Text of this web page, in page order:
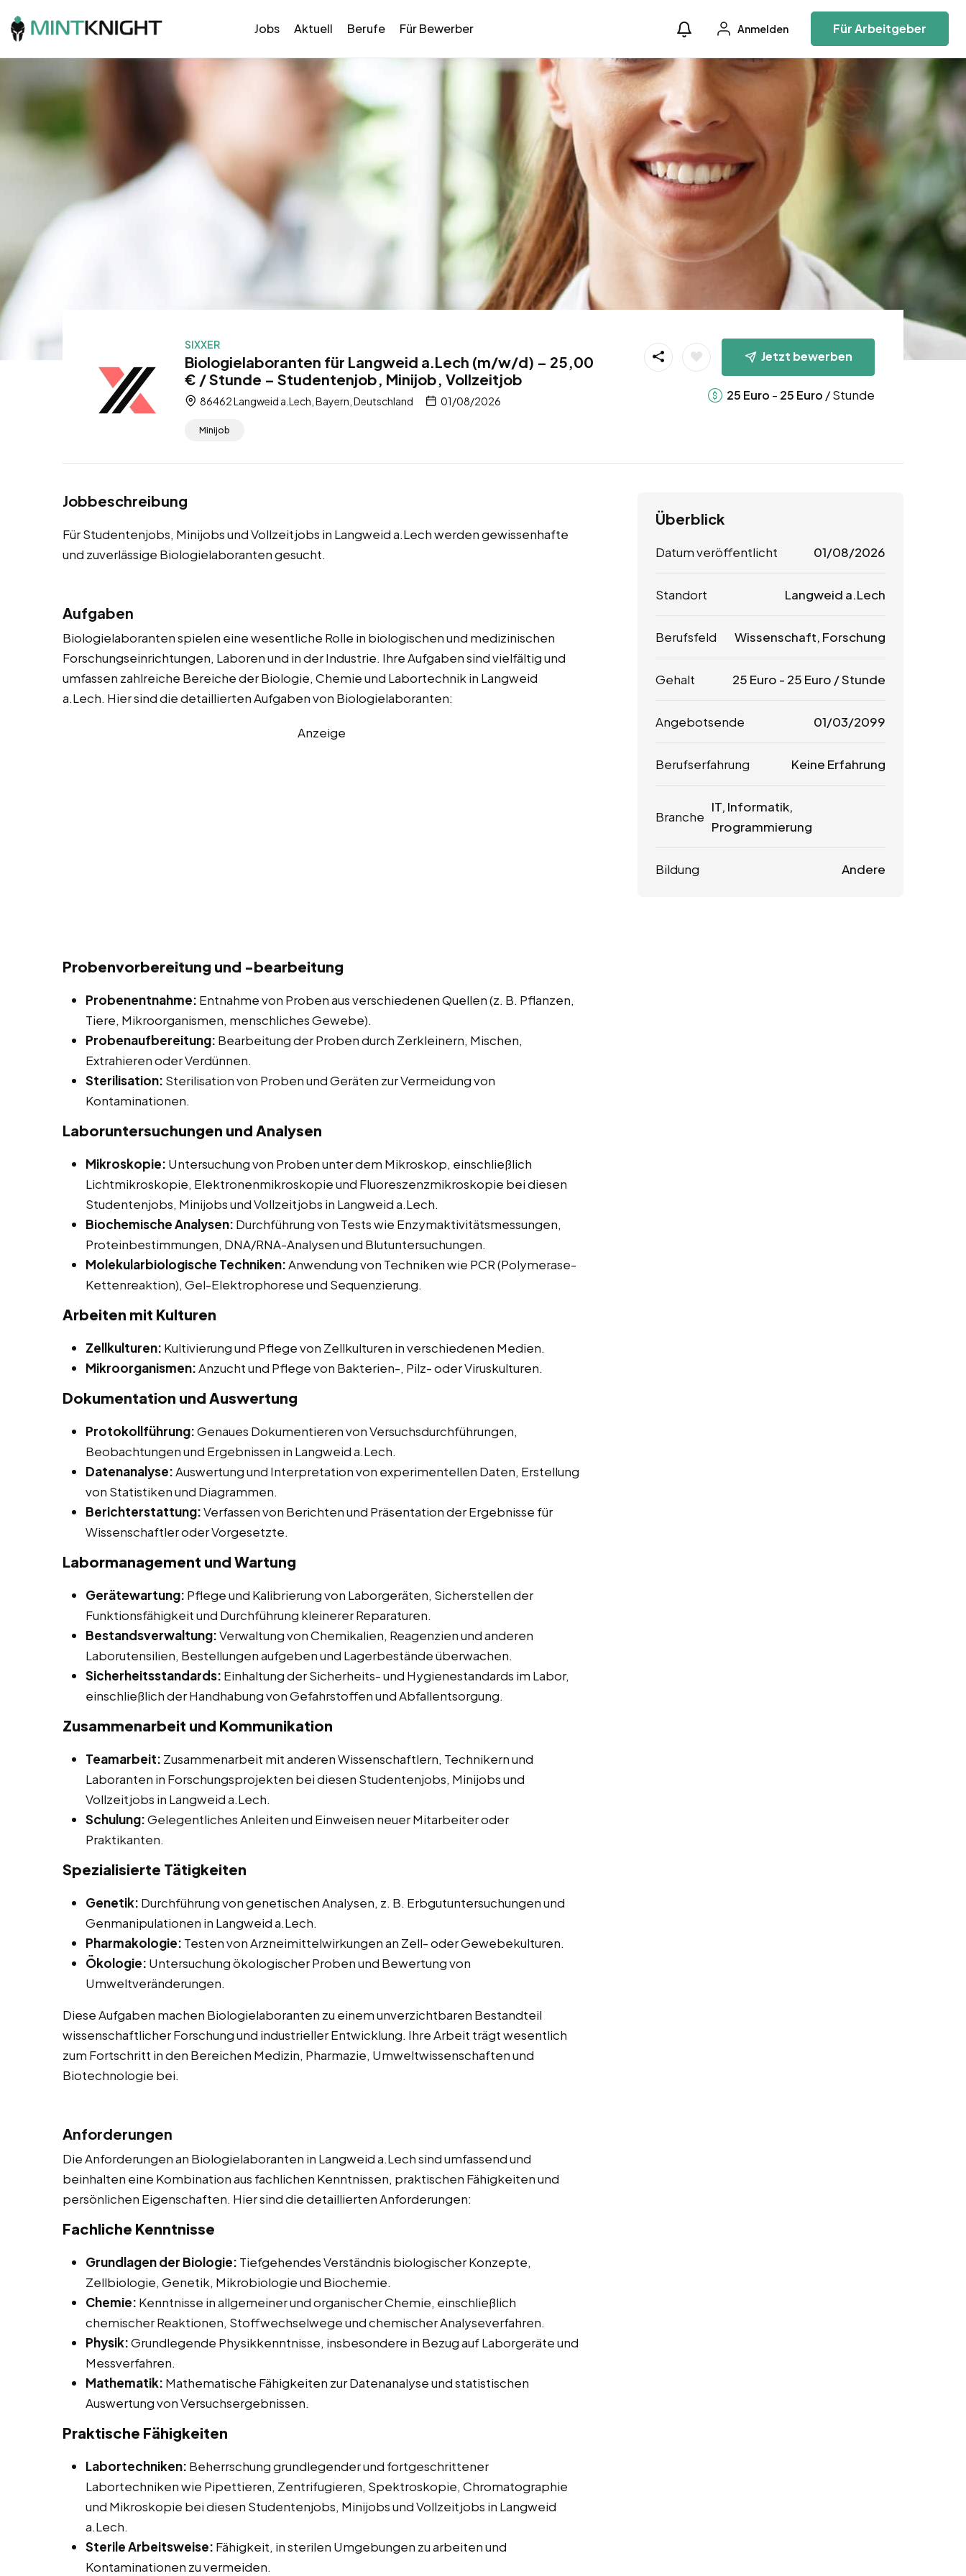
Jobs Aktuell Berufe Für Bewerber Anmelden Für Arbeitgeber
SIXXER
Biologielaboranten für Langweid a.Lech (m/w/d) – 25,00
€ / Stunde – Studentenjob, Minijob, Vollzeitjob
86462 Langweid a.Lech, Bayern, Deutschland 01/08/2026
Minijob
Jetzt bewerben
25 Euro - 25 Euro / Stunde
Jobbeschreibung
Für Studentenjobs, Minijobs und Vollzeitjobs in Langweid a.Lech werden gewissenhafte
und zuverlässige Biologielaboranten gesucht.
Aufgaben
Biologielaboranten spielen eine wesentliche Rolle in biologischen und medizinischen
Forschungseinrichtungen, Laboren und in der Industrie. Ihre Aufgaben sind vielfältig und
umfassen zahlreiche Bereiche der Biologie, Chemie und Labortechnik in Langweid
a.Lech. Hier sind die detaillierten Aufgaben von Biologielaboranten:
Anzeige
Probenvorbereitung und -bearbeitung
Probenentnahme: Entnahme von Proben aus verschiedenen Quellen (z. B. Pflanzen,
Tiere, Mikroorganismen, menschliches Gewebe).
Probenaufbereitung: Bearbeitung der Proben durch Zerkleinern, Mischen,
Extrahieren oder Verdünnen.
Sterilisation: Sterilisation von Proben und Geräten zur Vermeidung von
Kontaminationen.
Laboruntersuchungen und Analysen
Mikroskopie: Untersuchung von Proben unter dem Mikroskop, einschließlich
Lichtmikroskopie, Elektronenmikroskopie und Fluoreszenzmikroskopie bei diesen
Studentenjobs, Minijobs und Vollzeitjobs in Langweid a.Lech.
Biochemische Analysen: Durchführung von Tests wie Enzymaktivitätsmessungen,
Proteinbestimmungen, DNA/RNA-Analysen und Blutuntersuchungen.
Molekularbiologische Techniken:Anwendung von Techniken wie PCR (Polymerase-
Kettenreaktion), Gel-Elektrophorese und Sequenzierung.
Arbeiten mit Kulturen
Zellkulturen: Kultivierung und Pflege von Zellkulturen in verschiedenen Medien.
Mikroorganismen:Anzucht und Pflege von Bakterien-, Pilz- oder Viruskulturen.
Dokumentation und Auswertung
Protokollführung:Genaues Dokumentieren von Versuchsdurchführungen,
Beobachtungen und Ergebnissen in Langweid a.Lech.
Datenanalyse:Auswertung und Interpretation von experimentellen Daten, Erstellung
von Statistiken und Diagrammen.
Berichterstattung:Verfassen von Berichten und Präsentation der Ergebnisse für
Wissenschaftler oder Vorgesetzte.
Labormanagement und Wartung
Gerätewartung: Pflege und Kalibrierung von Laborgeräten, Sicherstellen der
Funktionsfähigkeit und Durchführung kleinerer Reparaturen.
Bestandsverwaltung:Verwaltung von Chemikalien, Reagenzien und anderen
Laborutensilien, Bestellungen aufgeben und Lagerbestände überwachen.
Sicherheitsstandards: Einhaltung der Sicherheits- und Hygienestandards im Labor,
einschließlich der Handhabung von Gefahrstoffen und Abfallentsorgung.
Zusammenarbeit und Kommunikation
Teamarbeit: Zusammenarbeit mit anderen Wissenschaftlern, Technikern und
Laboranten in Forschungsprojekten bei diesen Studentenjobs, Minijobs und
Vollzeitjobs in Langweid a.Lech.
Schulung:Gelegentliches Anleiten und Einweisen neuer Mitarbeiter oder
Praktikanten.
Spezialisierte Tätigkeiten
Genetik: Durchführung von genetischen Analysen, z. B. Erbgutuntersuchungen und
Genmanipulationen in Langweid a.Lech.
Pharmakologie: Testen von Arzneimittelwirkungen an Zell- oder Gewebekulturen.
Ökologie: Untersuchung ökologischer Proben und Bewertung von
Umweltveränderungen.
Diese Aufgaben machen Biologielaboranten zu einem unverzichtbaren Bestandteil
wissenschaftlicher Forschung und industrieller Entwicklung. Ihre Arbeit trägt wesentlich
zum Fortschritt in den Bereichen Medizin, Pharmazie, Umweltwissenschaften und
Biotechnologie bei.
Anforderungen
Die Anforderungen an Biologielaboranten in Langweid a.Lech sind umfassend und
beinhalten eine Kombination aus fachlichen Kenntnissen, praktischen Fähigkeiten und
persönlichen Eigenschaften. Hier sind die detaillierten Anforderungen:
Fachliche Kenntnisse
Grundlagen der Biologie: Tiefgehendes Verständnis biologischer Konzepte,
Zellbiologie, Genetik, Mikrobiologie und Biochemie.
Chemie: Kenntnisse in allgemeiner und organischer Chemie, einschließlich
chemischer Reaktionen, Stoffwechselwege und chemischer Analyseverfahren.
Physik:Grundlegende Physikkenntnisse, insbesondere in Bezug auf Laborgeräte und
Messverfahren.
Mathematik: Mathematische Fähigkeiten zur Datenanalyse und statistischen
Auswertung von Versuchsergebnissen.
Praktische Fähigkeiten
Labortechniken: Beherrschung grundlegender und fortgeschrittener
Labortechniken wie Pipettieren, Zentrifugieren, Spektroskopie, Chromatographie
und Mikroskopie bei diesen Studentenjobs, Minijobs und Vollzeitjobs in Langweid
a.Lech.
Sterile Arbeitsweise: Fähigkeit, in sterilen Umgebungen zu arbeiten und
Kontaminationen zu vermeiden.
Überblick
Datum veröffentlicht 01/08/2026
Standort Langweid a.Lech
Berufsfeld Wissenschaft, Forschung
Gehalt 25 Euro - 25 Euro / Stunde
Angebotsende 01/03/2099
Berufserfahrung Keine Erfahrung
Branche
IT, Informatik,
Programmierung
Bildung Andere